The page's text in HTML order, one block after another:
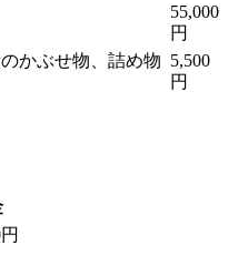
55,000
円
かぶせ物、詰め物 5,500
円